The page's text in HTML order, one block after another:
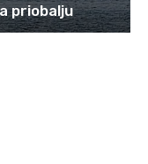
priobalju